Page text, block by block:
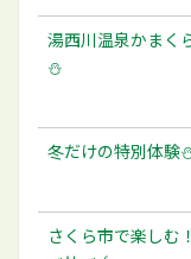
湯西川温泉かまく
⛄️
冬だけの特別体験
さくら市で楽しむ